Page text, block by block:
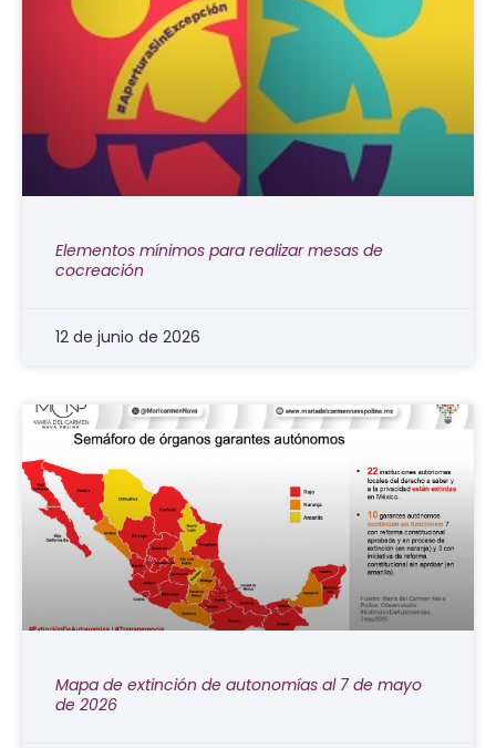
Elementos mínimos para realizar mesas de
cocreación
12 de junio de 2026
Mapa de extinción de autonomías al 7 de mayo
de 2026